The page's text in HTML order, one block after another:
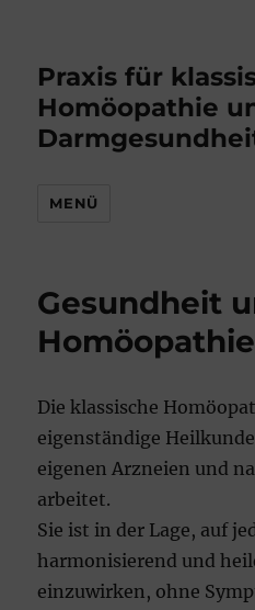
Praxis für
Homöopathie
MENÜ
Gesundheit
Homöopathie
Die klassische
eigenständige
eigenen Arzneien und
arbeitet.
Sie ist in der Lage, auf
harmonisierend und
einzuwirken, ohne